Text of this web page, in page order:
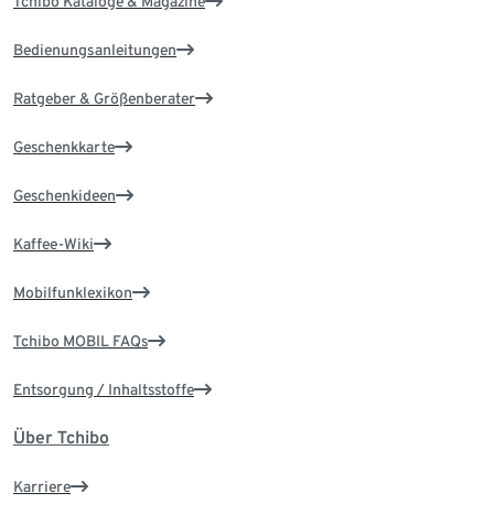
Bedienungsanleitungen
Ratgeber & Größenberater
Geschenkkarte
Geschenkideen
Kaffee-Wiki
Mobilfunklexikon
Tchibo MOBIL FAQs
Entsorgung / Inhaltsstoffe
Über Tchibo
Karriere